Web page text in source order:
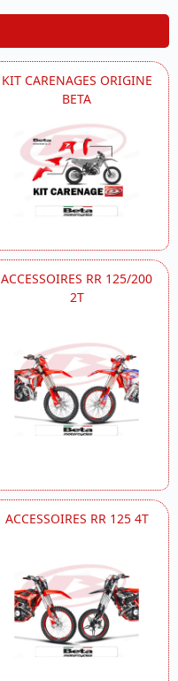
KIT CARENAGES ORIGINE
BETA
ACCESSOIRES RR 125/200
2T
ACCESSOIRES RR 125 4T